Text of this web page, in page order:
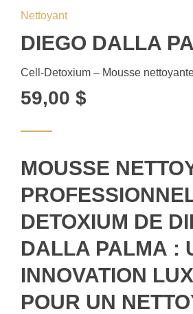
Nettoyant
DIEGO DALLA
Cell-Detoxium – Mousse
59,00 $
MOUSSE
DETOXIUM DE
DALLA PALMA :
INNOVATION
POUR UN